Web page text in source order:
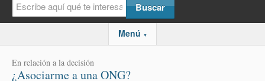
Menú ▼
En relación a la decisión
¿Asociarme a una ONG?